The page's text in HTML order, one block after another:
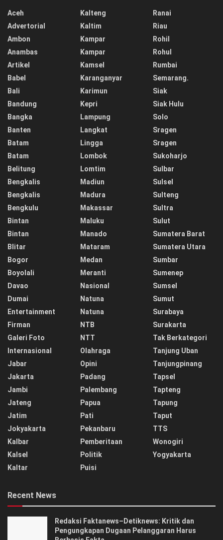
Aceh
Advertorial
Ambon
Anambas
Artikel
Babel
Bali
Bandung
Bangka
Banten
Batam
Batam
Belitung
Bengkalis
Bengkalis
Bengkulu
Bintan
Bintan
Blitar
Bogor
Boyolali
Davao
Dumai
Entertainment
Firman
Galeri Foto
Internasional
Jabar
Jakarta
Jambi
Jateng
Jatim
Jokyakarta
Kalbar
Kalsel
Kaltar
Kalteng
Kaltim
Kampar
Kampar
Kamsel
Karanganyar
Karimun
Kepri
Lampung
Langkat
Lingga
Lombok
Lomtim
Madiun
Madura
Makassar
Maluku
Manado
Mataram
Medan
Meranti
Nasional
Natuna
Natuna
NTB
NTT
Olahraga
Opini
Padang
Palembang
Papua
Pati
Pekanbaru
Pemberitaan
Politik
Puisi
Ranai
Riau
Rohil
Rohul
Rumbai
Semarang.
Siak
Siak Hulu
Solo
Sragen
Sragen
Sukoharjo
Sulbar
Sulsel
Sulteng
Sultra
Sulut
Sumatera Barat
Sumatera Utara
Sumbar
Sumenep
Sumsel
Sumut
Surabaya
Surakarta
Tak Berkategori
Tanjung Uban
Tanjungpinang
Tapsel
Tapteng
Tapung
Taput
TTS
Wonogiri
Yogyakarta
Recent News
Redaksi Faktanews–Detiknews: Kritik dan
Pengungkapan Dugaan Pelanggaran Harus